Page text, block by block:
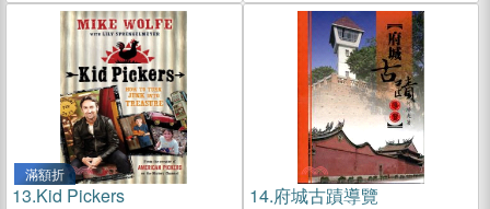
滿額折
13.Kid Pickers
14.府城古蹟導覽